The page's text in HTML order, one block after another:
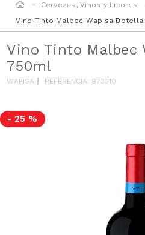
Cervezas, Vinos y Licores
Vino Tinto Malbec Wapisa Botella
Vino Tinto Malbec
750ml
WAPISA REFERENCIA: 973310
- 25 %